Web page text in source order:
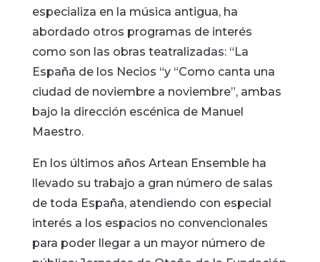
especializa en la música antigua, ha
abordado otros programas de interés
como son las obras teatralizadas: “La
España de los Necios “y “Como canta una
ciudad de noviembre a noviembre”, ambas
bajo la dirección escénica de Manuel
Maestro.
En los últimos años Artean Ensemble ha
llevado su trabajo a gran número de salas
de toda España, atendiendo con especial
interés a los espacios no convencionales
para poder llegar a un mayor número de